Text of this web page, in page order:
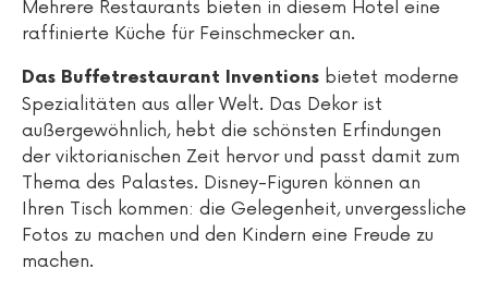
Mehrere Restaurants bieten in diesem Hotel eine
raffinierte Küche für Feinschmecker an.
Das Buffetrestaurant Inventions bietet moderne
Spezialitäten aus aller Welt. Das Dekor ist
außergewöhnlich, hebt die schönsten Erfindungen
der viktorianischen Zeit hervor und passt damit zum
Thema des Palastes. Disney-Figuren können an
Ihren Tisch kommen: die Gelegenheit, unvergessliche
Fotos zu machen und den Kindern eine Freude zu
machen.